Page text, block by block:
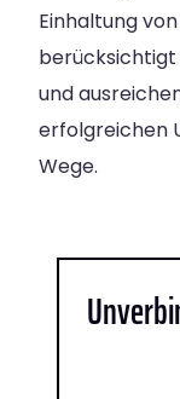
Einhaltung
berücksichtigt
und
erfolgreichen
Wege.